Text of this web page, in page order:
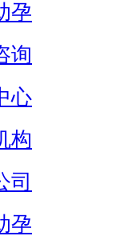
孕
询
心
构
司
孕